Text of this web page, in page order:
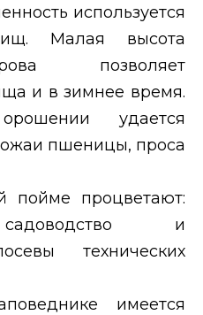
используется
Малая высота
позволяет
и в зимнее время.
удается
пшеницы, проса
пойме процветают:
садоводство и
технических
имеется